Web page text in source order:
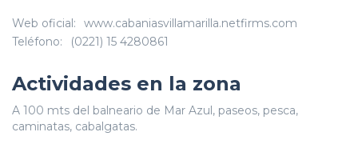
Web oficial:
www.cabaniasvillamarilla.netfirms.com
Teléfono:
(0221) 15 4280861
Actividades en la zona
A 100 mts del balneario de Mar Azul, paseos, pesca,
caminatas, cabalgatas.